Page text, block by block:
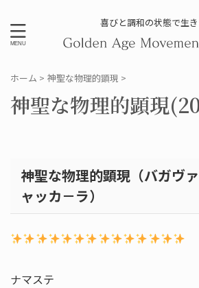
喜びと調和の状態で生
ホーム > 神聖な物理的顕現 >
神聖な物理的顕現
神聖な物理的顕現（バガヴ
ャッカ－ラ）
ナマステ